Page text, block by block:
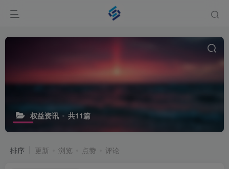
权益资讯 共11篇
排序 更新 浏览 点赞 评论